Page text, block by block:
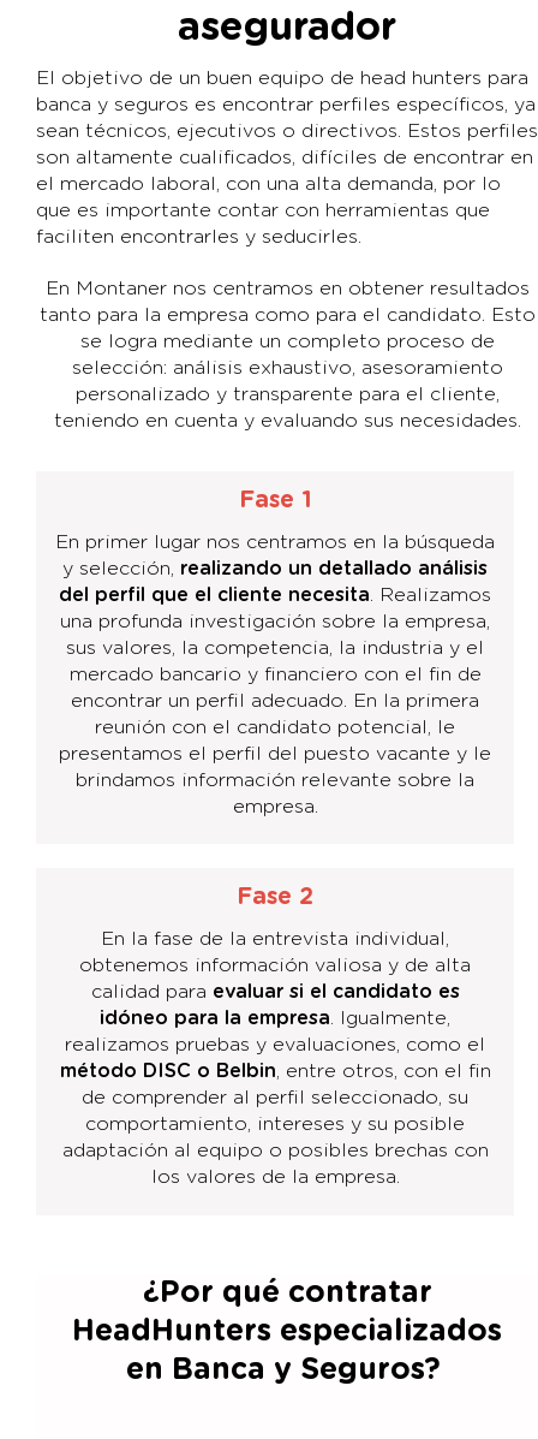
asegurador
El objetivo de un buen equipo de head hunters para
banca y seguros es encontrar perfiles específicos, ya
sean técnicos, ejecutivos o directivos. Estos perfiles
son altamente cualificados, difíciles de encontrar en
el mercado laboral, con una alta demanda, por lo
que es importante contar con herramientas que
faciliten encontrarles y seducirles.
En Montaner nos centramos en obtener resultados
tanto para la empresa como para el candidato. Esto
se logra mediante un completo proceso de
selección: análisis exhaustivo, asesoramiento
personalizado y transparente para el cliente,
teniendo en cuenta y evaluando sus necesidades.
Fase 1
En primer lugar nos centramos en la búsqueda
y selección, realizando un detallado análisis
del perfil que el cliente necesita . Realizamos
una profunda investigación sobre la empresa,
sus valores, la competencia, la industria y el
mercado bancario y financiero con el fin de
encontrar un perfil adecuado. En la primera
reunión con el candidato potencial, le
presentamos el perfil del puesto vacante y le
brindamos información relevante sobre la
empresa.
Fase 2
En la fase de la entrevista individual,
obtenemos información valiosa y de alta
calidad para evaluar si el candidato es
idóneo para la empresa . Igualmente,
realizamos pruebas y evaluaciones, como el
método DISC o Belbin , entre otros, con el fin
de comprender al perfil seleccionado, su
comportamiento, intereses y su posible
adaptación al equipo o posibles brechas con
los valores de la empresa.
¿Por qué contratar
HeadHunters especializados
en Banca y Seguros?